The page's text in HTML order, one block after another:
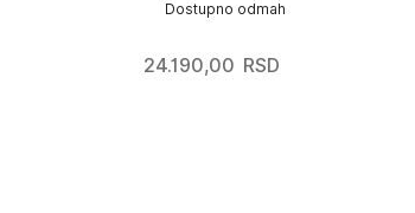
Dostupno odmah
24.190,00 RSD